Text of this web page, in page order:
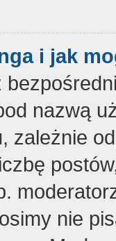
i jak
nazwą
zależnie
nie